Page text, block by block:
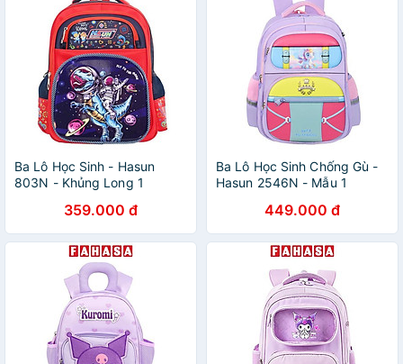
Ba Lô Học Sinh - Hasun
803N - Khủng Long 1
359.000 đ
Ba Lô Học Sinh Chống Gù -
Hasun 2546N - Mẫu 1
449.000 đ